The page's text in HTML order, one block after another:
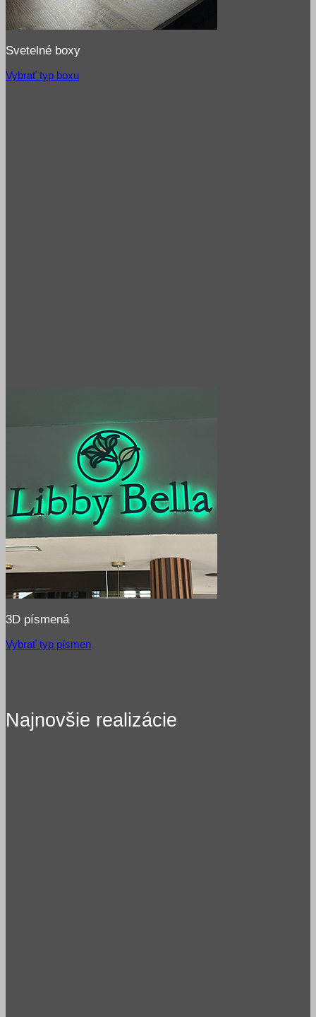
Svetelné boxy
Vybrať typ boxu
3D písmená
Vybrať typ písmen
Najnovšie realizácie